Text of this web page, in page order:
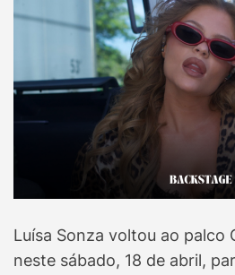
Luísa Sonza voltou ao palco
neste sábado, 18 de abril,